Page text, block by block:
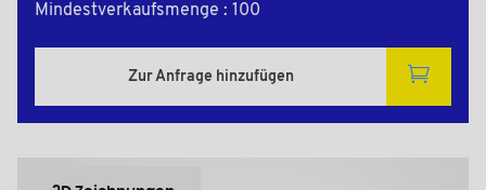
Mindestverkaufsmenge : 100
Zur Anfrage hinzufügen